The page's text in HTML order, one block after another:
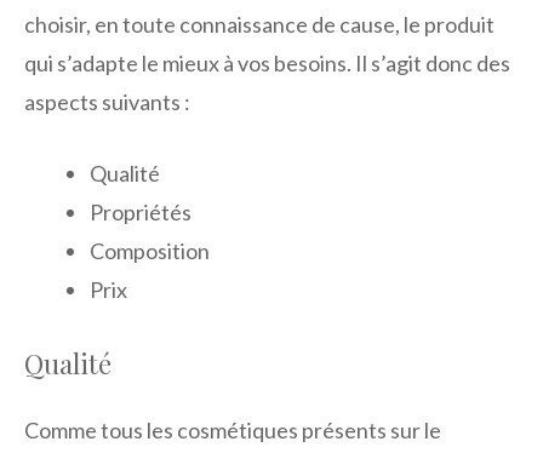
choisir, en toute connaissance de cause, le produit
qui s’adapte le mieux à vos besoins. Il s’agit donc des
aspects suivants :
Qualité
Propriétés
Composition
Prix
Qualité
Comme tous les cosmétiques présents sur le